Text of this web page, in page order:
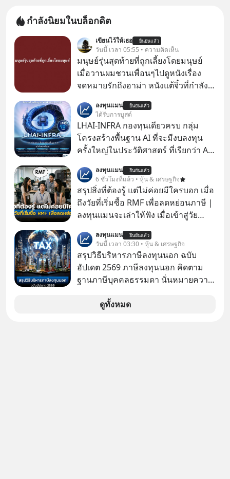
กำลังนิยมในบล็อกดิต
เขียนไว้ให้เธอ ยืนยันแล้ว
วันนี้ เวลา 05:55 • ความคิดเห็น
มนุษย์รุ่นสุดท้ายที่ถูกเลี้ยงโดยมนุษย์
เมื่อวานผมชวนเพื่อนๆไปดูหนังเรื่อง
จดหมายรักถึงอาม่า หนังแต้จิ๋วที่กำลัง
ป๊าผมเห็นโปสเตอร์หนังเรื่องนี้หลาย
เดือนก่อนและอยากดูมาก ด้วยเพราะว่า
อากงก็มาจากเมืองจีน ป๊าก็พูดแต้จิ๋วได้
มีเรื่องราวมีความผูกพันที่ได้ยินตั้งแต่
ลงทุนแมน ยืนยันแล้ว
ได้รับการบูสต์
LHAI-INFRA กองทุนเดียวครบ กลุ่ม
โครงสร้างพื้นฐาน AI ที่จะมีงบลงทุน
ครั้งใหญ่ในประวัติศาสตร์ ที่เรียกว่า AI
1 เดือนที่ผ่านมา แต่ความจริงคือทั่วโลก
ยังเดินหน้าลงทุน AI อย่างต่อเนื่อง ซึ่ง
ต้องการโครงสร้างพื้นฐานด้าน AI
จำนวนมาก ตั้งแต่เมโมรีชิป เก็บข้อมูล
ยันระบบไฟฟ้า และระบายความร้อน
ลงทุนแมน ยืนยันแล้ว
6 ชั่วโมงที่แล้ว • หุ้น & เศรษฐกิจ
สรุปสิ่งที่ต้องรู้ แต่ไม่ค่อยมีใครบอก เมื่อ
ถึงวัยที่เริ่มซื้อ RMF เพื่อลดหย่อนภาษี |
ลงทุนแมนจะเล่าให้ฟัง เมื่อเข้าสู่วัย
ภาษี หลายคนมักได้รับคำแนะนำให้
ลงทุนใน RMF เพราะนอกจากจะช่วยลด
หย่อนภาษีได้แล้ว ยังเป็นโอกาสในการ
สร้างความมั่งคั่งระยะยาว แต่น้อยคน
นักที่จะลงลึกว่า ถ้าลงทุนใน RMF ควรรู้
อะไรบ้าง ควรดู ตรงไหน ทำอย่างไร ถึง
จะดีกับเรา แล้วเราควรรู้ข้อมูลอะไร
ลงทุนแมน ยืนยันแล้ว
วันนี้ เวลา 03:30 • หุ้น & เศรษฐกิจ
สรุปวิธีบริหารภาษีลงทุนนอก ฉบับ
อัปเดต 2569 ภาษีลงทุนนอก คิดตาม
ฐานภาษีบุคคลธรรมดา นั่นหมายความ
ดูทั้งหมด